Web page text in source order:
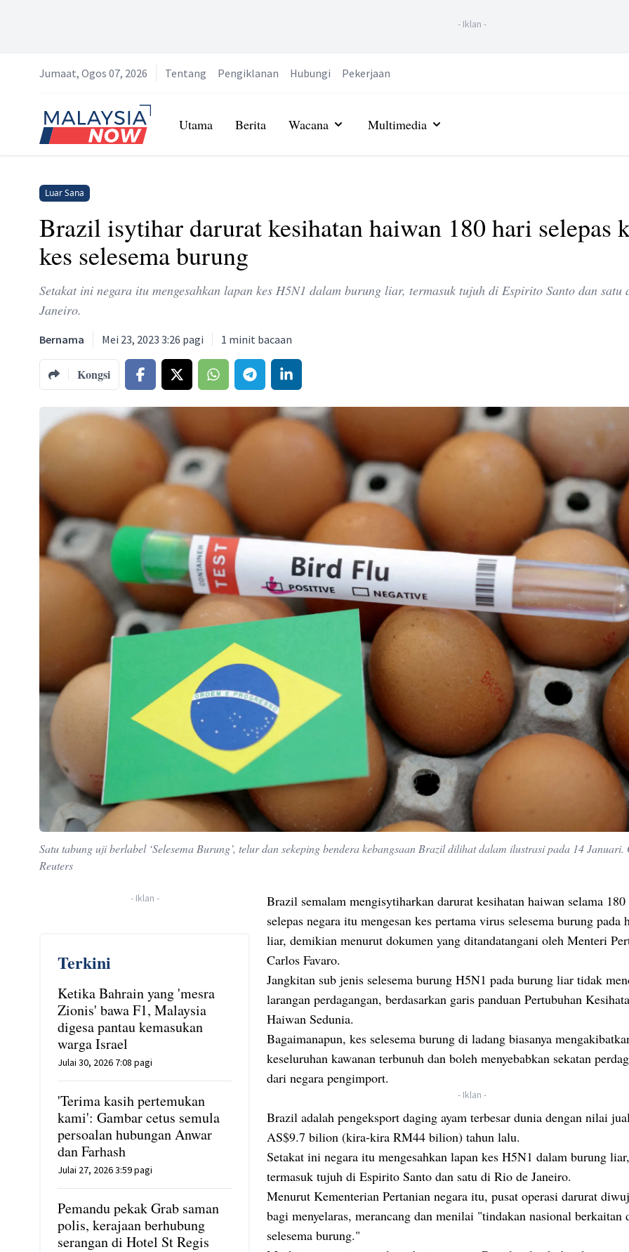
- Iklan -
Jumaat, Ogos 07, 2026 Tentang Pengiklanan Hubungi Pekerjaan
Home
Utama Berita Wacana Multimedia
Luar Sana
Brazil isytihar darurat kesihatan haiwan 180 hari selepas
kes selesema burung
Setakat ini negara itu mengesahkan lapan kes H5N1 dalam burung liar, termasuk tujuh di Espirito Santo dan satu
Janeiro.
Bernama Mei 23, 2023 3:26 pagi 1 minit bacaan
Kongsi
Satu tabung uji berlabel ‘Selesema Burung’, telur dan sekeping bendera kebangsaan Brazil dilihat dalam ilustrasi pada 14
Reuters
- Iklan -
Terkini
Ketika Bahrain yang 'mesra
Zionis' bawa F1, Malaysia
digesa pantau kemasukan
warga Israel
Julai 30, 2026 7:08 pagi
'Terima kasih pertemukan
kami': Gambar cetus semula
persoalan hubungan Anwar
dan Farhash
Julai 27, 2026 3:59 pagi
Pemandu pekak Grab saman
polis, kerajaan berhubung
serangan di Hotel St Regis
Brazil semalam mengisytiharkan darurat kesihatan haiwan selama
selepas negara itu mengesan kes pertama virus selesema burung pada
liar, demikian menurut dokumen yang ditandatangani oleh Menteri
Carlos Favaro.
Jangkitan sub jenis selesema burung H5N1 pada burung liar tidak
larangan perdagangan, berdasarkan garis panduan Pertubuhan
Haiwan Sedunia.
Bagaimanapun, kes selesema burung di ladang biasanya
keseluruhan kawanan terbunuh dan boleh menyebabkan sekatan
dari negara pengimport.
- Iklan -
Brazil adalah pengeksport daging ayam terbesar dunia dengan nilai
AS$9.7 bilion (kira-kira RM44 bilion) tahun lalu.
Setakat ini negara itu mengesahkan lapan kes H5N1 dalam burung liar,
termasuk tujuh di Espirito Santo dan satu di Rio de Janeiro.
Menurut Kementerian Pertanian negara itu, pusat operasi darurat
bagi menyelaras, merancang dan menilai "tindakan nasional berkaitan
selesema burung."